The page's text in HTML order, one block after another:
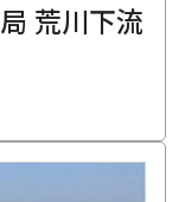
荒川下流